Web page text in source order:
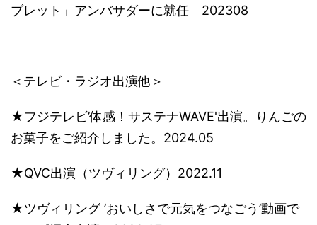
ブレット」アンバサダーに就任 202308
＜テレビ・ラジオ出演他＞
★フジテレビ’体感！サステナWAVE'出演。りんごの
お菓子をご紹介しました。2024.05
​★QVC出演（ツヴィリング）2022.11
★ツヴィリング ’おいしさで元気をつなごう’動画で